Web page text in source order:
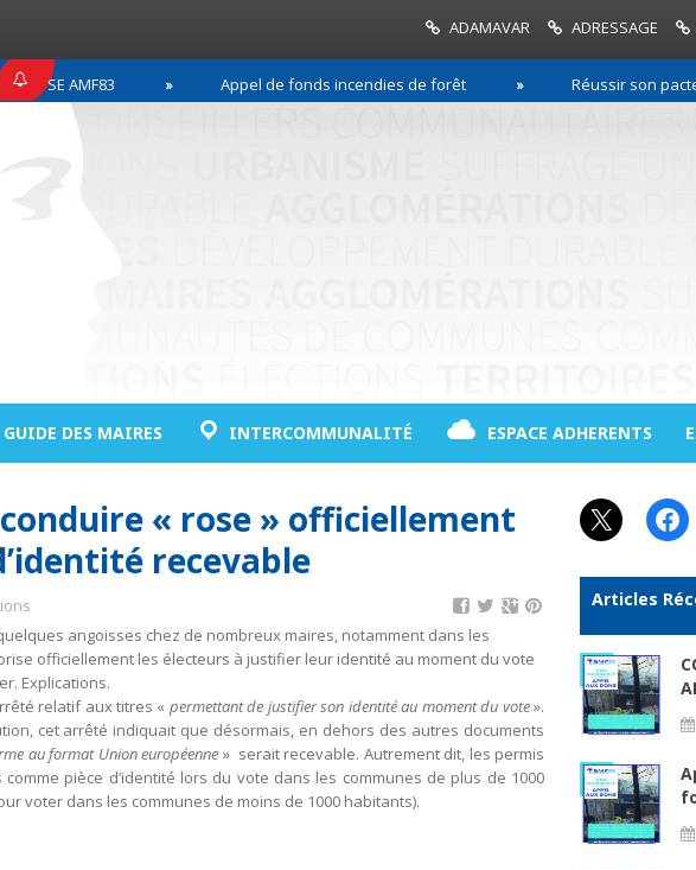
ADAMAVAR ADRESSAGE
AMF83 Appel de fonds incendies de forêt Réussir son pacte
GUIDE DES MAIRES INTERCOMMUNALITÉ ESPACE ADHERENTS
« rose » officiellement
recevable
angoisses chez de nombreux maires, notamment dans les
officiellement les électeurs à justifier leur identité au moment du vote
Explications.
relatif aux titres « permettant de justifier son identité au moment du vote».
cet arrêté indiquait que désormais, en dehors des autres documents
au format Union européenne » serait recevable. Autrement dit, les permis
pièce d’identité lors du vote dans les communes de plus de 1000
voter dans les communes de moins de 1000 habitants).
X
Articles